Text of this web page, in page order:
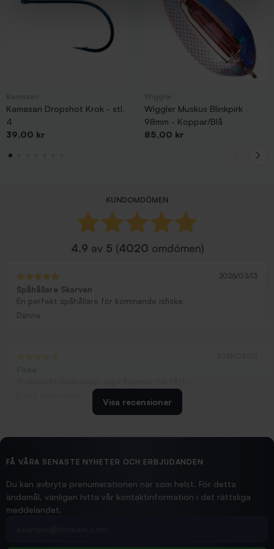
Kamasan Dropshot Krok - stl.
4
Pris
39,00 kr
Wiggler Muskus Blinkpirk
98mm - Koppar/Blå
Pris
85,00 kr
KUNDOMDÖMEN
4.9 av 5 (4020 omdömen)
2026/03/13
Spåhållare Skarven
En perfekt spåhållare för kommande isfiske.
Danne
2026/02/19
Hittade exakt vad jag behövde. Snabb och bra...
Visa recensioner
FÅ VÅRA SENASTE NYHETER OCH ERBJUDANDEN
Du kan avbryta prenumerationen när som helst. För detta
ändamål, vänligen hitta vår kontaktinformation i det rättsliga
meddelandet.